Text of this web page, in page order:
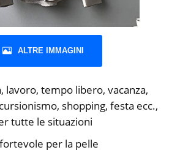
ALTRE IMMAGINI
lavoro, tempo libero, vacanza,
shopping, festa ecc.,
tutte le situazioni
per la pelle